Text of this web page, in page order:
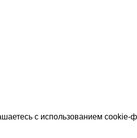
с использованием cookie-